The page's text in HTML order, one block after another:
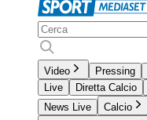
Video Pressing
Live
Diretta Calcio
News Live
Calcio